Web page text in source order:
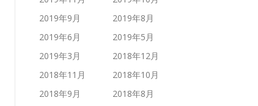
2019年9月
2019年8月
2019年6月
2019年5月
2019年3月
2018年12月
2018年11月
2018年10月
2018年9月
2018年8月